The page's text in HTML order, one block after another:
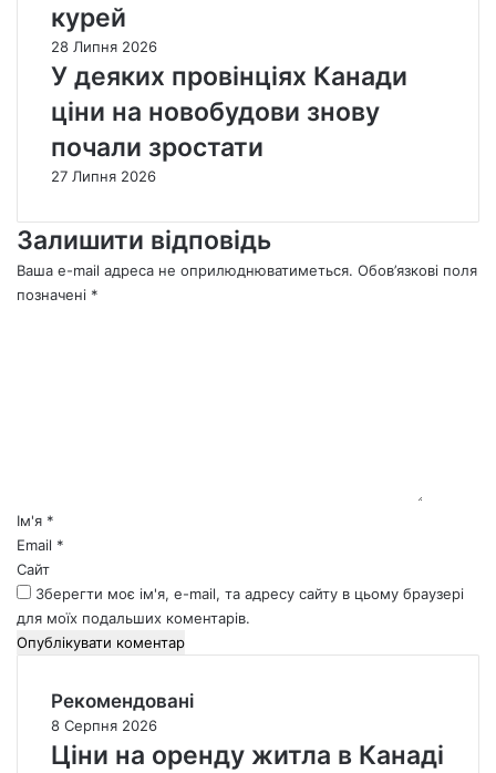
курей
28 Липня 2026
У деяких провінціях Канади
ціни на новобудови знову
почали зростати
27 Липня 2026
Залишити відповідь
Ваша e-mail адреса не оприлюднюватиметься. Обов’язкові поля
позначені *
*
Ім'я *
Email *
Сайт
Зберегти моє ім'я, e-mail, та адресу сайту в цьому браузері
для моїх подальших коментарів.
Рекомендовані
8 Серпня 2026
Ціни на оренду житла в Канаді